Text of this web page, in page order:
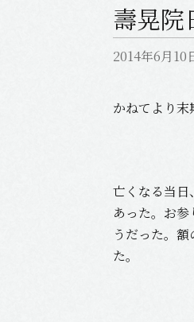
壽晃院
2014年6月10
かねてより末
亡くなる当日
あった。お
うだった。
た。